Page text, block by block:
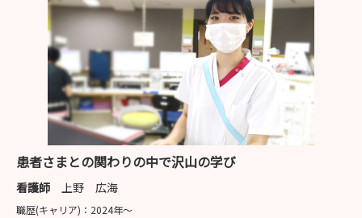
患者さまとの関わりの中で沢山の学び
看護師 上野 広海
職歴(キャリア)： 2024年〜